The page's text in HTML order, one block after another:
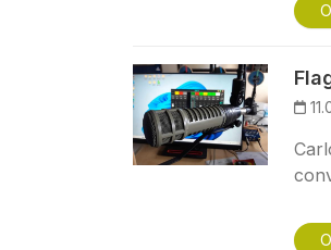
Imagem